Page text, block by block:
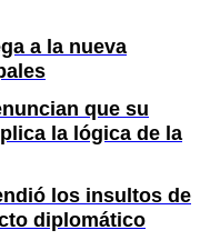
a la nueva
que su
la lógica de la
los insultos de
diplomático